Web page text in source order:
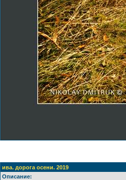
ива. дорога осени. 2019
Описание: